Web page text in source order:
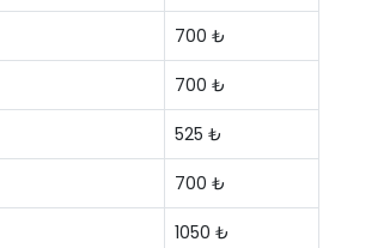
700 ₺
700 ₺
525 ₺
700 ₺
1050 ₺